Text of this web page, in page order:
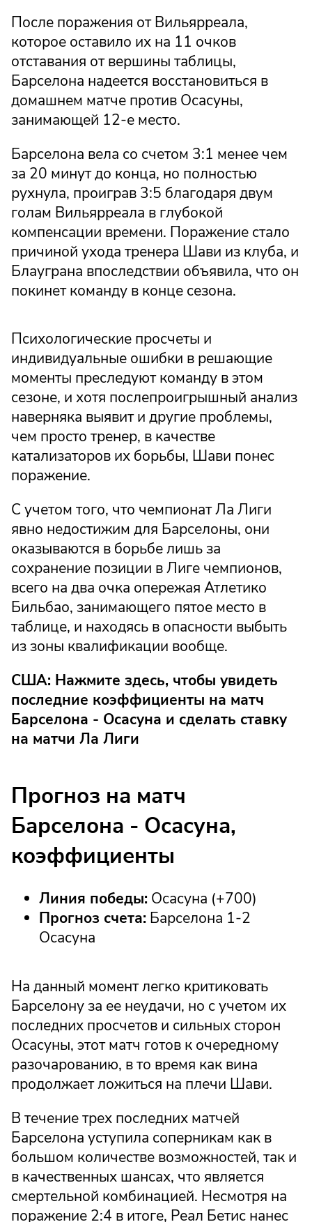
После поражения от Вильярреала,
которое оставило их на 11 очков
отставания от вершины таблицы,
Барселона надеется восстановиться в
домашнем матче против Осасуны,
занимающей 12-е место.
Барселона вела со счетом 3:1 менее чем
за 20 минут до конца, но полностью
рухнула, проиграв 3:5 благодаря двум
голам Вильярреала в глубокой
компенсации времени. Поражение стало
причиной ухода тренера Шави из клуба, и
Блауграна впоследствии объявила, что он
покинет команду в конце сезона.
Психологические просчеты и
индивидуальные ошибки в решающие
моменты преследуют команду в этом
сезоне, и хотя послепроигрышный анализ
наверняка выявит и другие проблемы,
чем просто тренер, в качестве
катализаторов их борьбы, Шави понес
поражение.
С учетом того, что чемпионат Ла Лиги
явно недостижим для Барселоны, они
оказываются в борьбе лишь за
сохранение позиции в Лиге чемпионов,
всего на два очка опережая Атлетико
Бильбао, занимающего пятое место в
таблице, и находясь в опасности выбыть
из зоны квалификации вообще.
США: Нажмите здесь, чтобы увидеть
последние коэффициенты на матч
Барселона - Осасуна и сделать ставку
на матчи Ла Лиги
Прогноз на матч
Барселона - Осасуна,
коэффициенты
Линия победы: Осасуна (+700)
Прогноз счета: Барселона 1-2
Осасуна
На данный момент легко критиковать
Барселону за ее неудачи, но с учетом их
последних просчетов и сильных сторон
Осасуны, этот матч готов к очередному
разочарованию, в то время как вина
продолжает ложиться на плечи Шави.
В течение трех последних матчей
Барселона уступила соперникам как в
большом количестве возможностей, так и
в качественных шансах, что является
смертельной комбинацией. Несмотря на
поражение 2:4 в итоге, Реал Бетис нанес